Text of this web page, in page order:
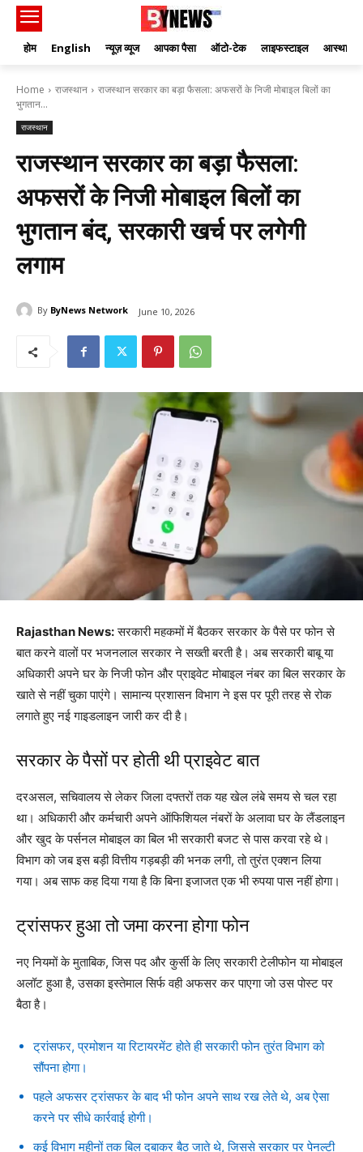
होम English न्यूज़ व्यूज आपका पैसा ऑटो-टेक लाइफस्टाइल आस्था
Home राजस्थान
राजस्थान सरकार का बड़ा फैसला: अफसरों के निजी मोबाइल बिलों का
भुगतान...
राजस्थान
राजस्थान सरकार का बड़ा फैसला:
अफसरों के निजी मोबाइल बिलों का
भुगतान बंद, सरकारी खर्च पर लगेगी
लगाम
By ByNews Network June 10, 2026
Rajasthan News:सरकारी महकमों में बैठकर सरकार के पैसे पर फोन से
बात करने वालों पर भजनलाल सरकार ने सख्ती बरती है। अब सरकारी बाबू या
अधिकारी अपने घर के निजी फोन और प्राइवेट मोबाइल नंबर का बिल सरकार के
खाते से नहीं चुका पाएंगे। सामान्य प्रशासन विभाग ने इस पर पूरी तरह से रोक
लगाते हुए नई गाइडलाइन जारी कर दी है।
सरकार के पैसों पर होती थी प्राइवेट बात
दरअसल, सचिवालय से लेकर जिला दफ्तरों तक यह खेल लंबे समय से चल रहा
था। अधिकारी और कर्मचारी अपने ऑफिशियल नंबरों के अलावा घर के लैंडलाइन
और खुद के पर्सनल मोबाइल का बिल भी सरकारी बजट से पास करवा रहे थे।
विभाग को जब इस बड़ी वित्तीय गड़बड़ी की भनक लगी, तो तुरंत एक्शन लिया
गया। अब साफ कह दिया गया है कि बिना इजाजत एक भी रुपया पास नहीं होगा।
ट्रांसफर हुआ तो जमा करना होगा फोन
नए नियमों के मुताबिक, जिस पद और कुर्सी के लिए सरकारी टेलीफोन या मोबाइल
अलॉट हुआ है, उसका इस्तेमाल सिर्फ वही अफसर कर पाएगा जो उस पोस्ट पर
बैठा है।
ट्रांसफर, प्रमोशन या रिटायरमेंट होते ही सरकारी फोन तुरंत विभाग को
सौंपना होगा।
पहले अफसर ट्रांसफर के बाद भी फोन अपने साथ रख लेते थे, अब ऐसा
करने पर सीधे कार्रवाई होगी।
कई विभाग महीनों तक बिल दबाकर बैठ जाते थे, जिससे सरकार पर पेनल्टी